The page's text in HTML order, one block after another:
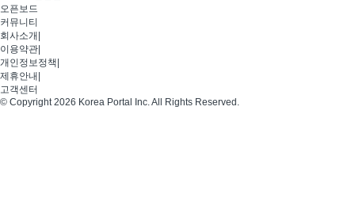
오픈보드
커뮤니티
회사소개
이용약관
개인정보정책
제휴안내
고객센터
© Copyright 2026 Korea Portal Inc. All Rights Reserved.